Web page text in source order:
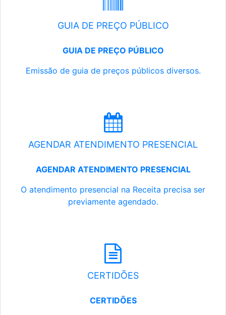
GUIA DE PREÇO PÚBLICO
GUIA DE PREÇO PÚBLICO
Emissão de guia de preços públicos diversos.
AGENDAR ATENDIMENTO PRESENCIAL
AGENDAR ATENDIMENTO PRESENCIAL
O atendimento presencial na Receita precisa ser
previamente agendado.
CERTIDÕES
CERTIDÕES